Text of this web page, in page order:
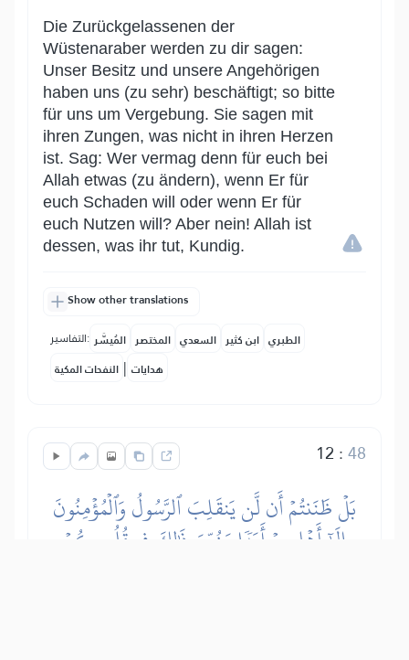
Die Zurückgelassenen der
Wüstenaraber werden zu dir sagen:
Unser Besitz und unsere Angehörigen
haben uns (zu sehr) beschäftigt; so bitte
für uns um Vergebung. Sie sagen mit
ihren Zungen, was nicht in ihren Herzen
ist. Sag: Wer vermag denn für euch bei
Allah etwas (zu ändern), wenn Er für
euch Schaden will oder wenn Er für
euch Nutzen will? Aber nein! Allah ist
dessen, was ihr tut, Kundig.
Show other translations
التفاسير: المُيسَّر المختصر السعدي ابن كثير الطبري
النفحات المكية | هدايات
12 :48
بَلۡ ظَنَنتُمۡ أَن لَّن يَنقَلِبَ ٱلرَّسُولُ وَٱلۡمُؤۡمِنُونَ
إِلَىٰٓ أَهۡلِيهِمۡ أَبَدٗا وَزُيِّنَ ذَٰلِكَ فِي قُلُوبِكُمۡ